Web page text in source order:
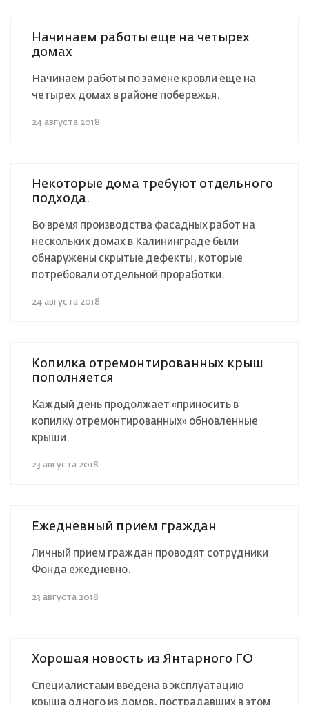
Начинаем работы еще на четырех
домах
Начинаем работы по замене кровли еще на
четырех домах в районе побережья.
24 августа 2018
Некоторые дома требуют отдельного
подхода.
Во время производства фасадных работ на
нескольких домах в Калининграде были
обнаружены скрытые дефекты, которые
потребовали отдельной проработки.
24 августа 2018
Копилка отремонтированных крыш
пополняется
Каждый день продолжает «приносить в
копилку отремонтированных» обновленные
крыши.
23 августа 2018
Ежедневный прием граждан
Личный прием граждан проводят сотрудники
Фонда ежедневно.
23 августа 2018
Хорошая новость из Янтарного ГО
Специалистами введена в эксплуатацию
крыша одного из домов, пострадавших в этом